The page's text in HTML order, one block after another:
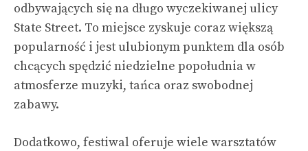
odbywających się na długo wyczekiwanej ulicy
State Street. To miejsce zyskuje coraz większą
popularność i jest ulubionym punktem dla osób
chcących spędzić niedzielne popołudnia w
atmosferze muzyki, tańca oraz swobodnej
zabawy.
Dodatkowo, festiwal oferuje wiele warsztatów